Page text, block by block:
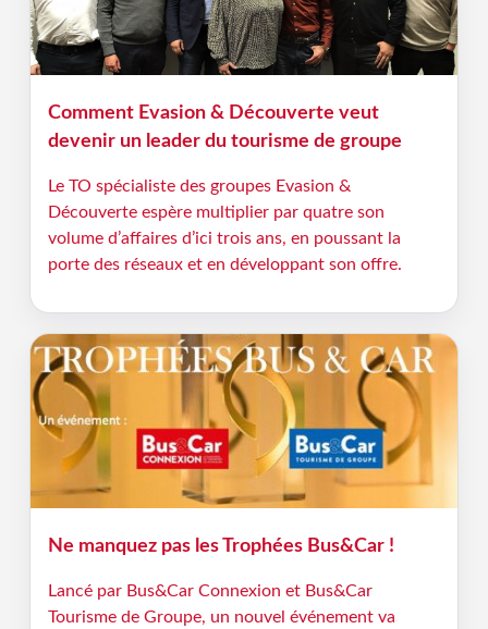
Comment Evasion & Découverte veut
devenir un leader du tourisme de groupe
Le TO spécialiste des groupes Evasion &
Découverte espère multiplier par quatre son
volume d’affaires d’ici trois ans, en poussant la
porte des réseaux et en développant son offre.
Ne manquez pas les Trophées Bus&Car !
Lancé par Bus&Car Connexion et Bus&Car
Tourisme de Groupe, un nouvel événement va